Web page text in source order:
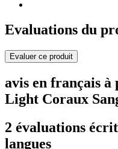
Evaluations du
Evaluer ce produit
avis en français
Light Coraux
2 évaluations
langues